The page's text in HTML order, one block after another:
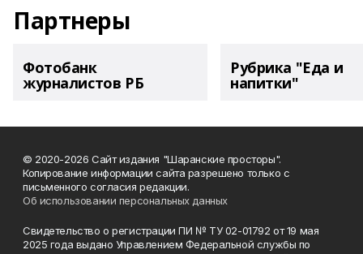
Партнеры
Фотобанк
журналистов РБ
Рубрика "Еда и
напитки"
© 2020-2026 Сайт издания "Шаранские просторы".
Копирование информации сайта разрешено только с
письменного согласия редакции.
Об использовании персональных данных
Свидетельство о регистрации ПИ № ТУ 02-01792 от 19 мая
2025 года выдано Управлением Федеральной службы по